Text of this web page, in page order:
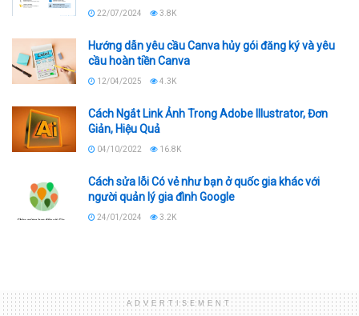
22/07/2024 3.8K
Hướng dẫn yêu cầu Canva hủy gói đăng ký và yêu
cầu hoàn tiền Canva
12/04/2025 4.3K
Cách Ngắt Link Ảnh Trong Adobe Illustrator, Đơn
Giản, Hiệu Quả
04/10/2022 16.8K
Cách sửa lỗi Có vẻ như bạn ở quốc gia khác với
người quản lý gia đình Google
24/01/2024 3.2K
ADVERTISEMENT